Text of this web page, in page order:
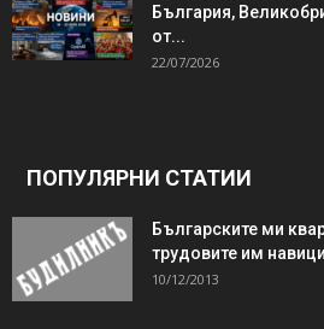
България,
от...
22/07/2026
ПОПУЛЯРНИ СТАТИИ
Българските ми
трудовите им
10/12/2013